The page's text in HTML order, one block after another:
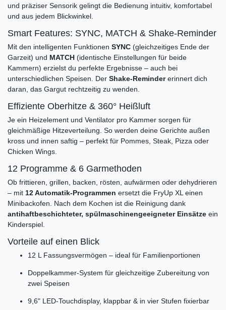
und präziser Sensorik gelingt die Bedienung intuitiv, komfortabel
und aus jedem Blickwinkel.
Smart Features: SYNC, MATCH & Shake-Reminder
Mit den intelligenten Funktionen SYNC (gleichzeitiges Ende der
Garzeit) und MATCH (identische Einstellungen für beide
Kammern) erzielst du perfekte Ergebnisse – auch bei
unterschiedlichen Speisen. Der Shake-Remindererinnert dich
daran, das Gargut rechtzeitig zu wenden.
Effiziente Oberhitze & 360° Heißluft
Je ein Heizelement und Ventilator pro Kammer sorgen für
gleichmäßige Hitzeverteilung. So werden deine Gerichte außen
kross und innen saftig – perfekt für Pommes, Steak, Pizza oder
Chicken Wings.
12 Programme & 6 Garmethoden
Ob frittieren, grillen, backen, rösten, aufwärmen oder dehydrieren
– mit 12 Automatik-Programmen ersetzt die FryUp XL einen
Minibackofen. Nach dem Kochen ist die Reinigung dank
antihaftbeschichteter, spülmaschinengeeigneter Einsätze ein
Kinderspiel.
Vorteile auf einen Blick
12 L Fassungsvermögen – ideal für Familienportionen
Doppelkammer-System für gleichzeitige Zubereitung von
zwei Speisen
9,6" LED-Touchdisplay, klappbar & in vier Stufen fixierbar